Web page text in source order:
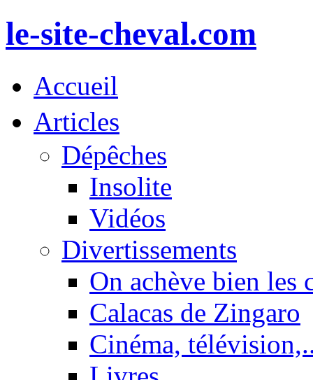
le-site-cheval.com
Accueil
Articles
Dépêches
Insolite
Vidéos
Divertissements
On achève bien les
Calacas de Zingaro
Cinéma,